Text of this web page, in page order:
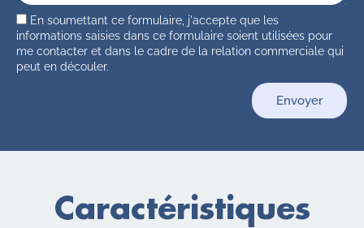
En soumettant ce formulaire, j'accepte que les
informations saisies dans ce formulaire soient utilisées pour
me contacter et dans le cadre de la relation commerciale qui
peut en découler.
Envoyer
Caractéristiques